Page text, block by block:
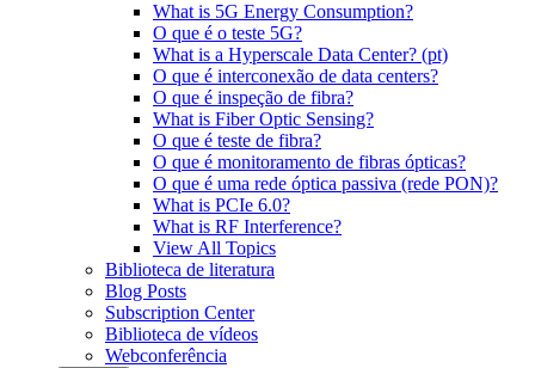
What is 5G Energy Consumption?
O que é o teste 5G?
What is a Hyperscale Data Center? (pt)
O que é interconexão de data centers?
O que é inspeção de fibra?
What is Fiber Optic Sensing?
O que é teste de fibra?
O que é monitoramento de fibras ópticas?
O que é uma rede óptica passiva (rede PON)?
What is PCIe 6.0?
What is RF Interference?
View All Topics
Biblioteca de literatura
Blog Posts
Subscription Center
Biblioteca de vídeos
Webconferência